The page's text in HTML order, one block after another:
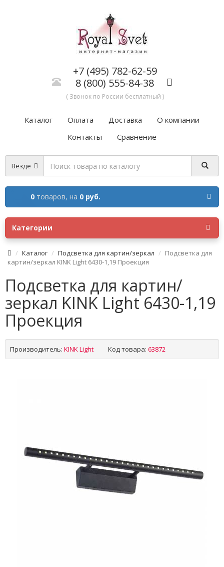
+7 (495) 782-62-59
8 (800) 555-84-38
( Звонок по России бесплатный )
Каталог Оплата Доставка
О компании
Контакты
Сравнение
Везде
0 товаров, на 0 руб.
Категории
Каталог Подсветка для картин/зеркал
Подсветка для
картин/зеркал KINK Light 6430-1,19 Проекция
Подсветка для картин/
зеркал KINK Light 6430-1,19
Проекция
Производитель: KINK Light Код товара: 63872